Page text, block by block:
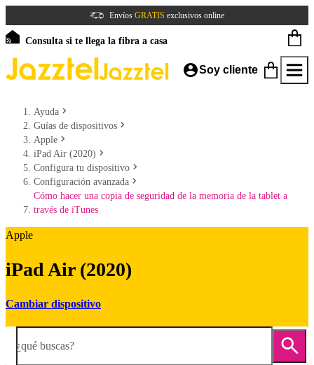
Envíos GRATIS exclusivos online
Consulta si te llega la fibra a casa
Soy cliente
Ayuda
Guías de dispositivos
Apple
iPad Air (2020)
Configura tu dispositivo
Configuración avanzada
Cómo hacer una copia de seguridad de la memoria de la tablet a
través de iTunes
Apple
iPad Air (2020)
Cambiar dispositivo
¿qué buscas?